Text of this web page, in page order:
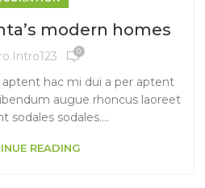
modern homes
0
hac mi dui a per aptent
augue rhoncus laoreet
sodales sodales....
READING